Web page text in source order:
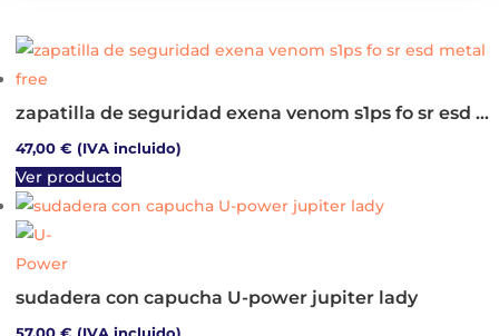
zapatilla de seguridad exena venom s1ps fo sr esd metal free
47,00 € (IVA incluido)
Ver productoEste
producto
variantes.
sudadera con capucha U-power jupiter lady
57,00 € (IVA incluido)